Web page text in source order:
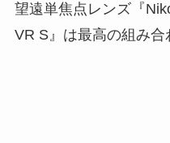
望遠単焦点レンズ『
VR S』は最高の組み合